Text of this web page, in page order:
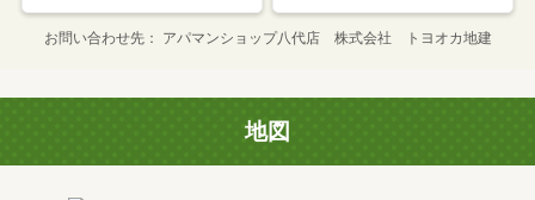
お問い合わせ先 アパマンショップ八代店 株式会社 トヨオカ地建
地図